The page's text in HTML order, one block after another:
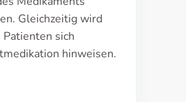
Gleichzeitig wird
sich
hinweisen.